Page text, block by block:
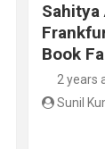
Sahitya
Book
2 years
Sunil